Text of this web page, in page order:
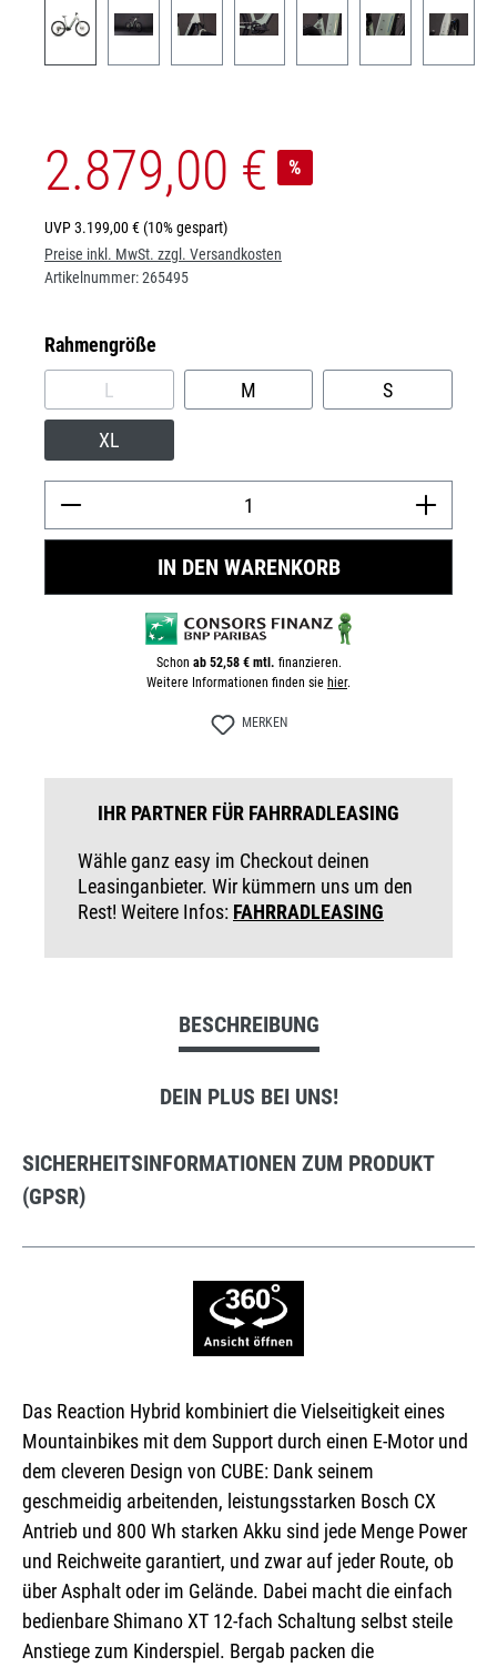
2.879,00 € %
UVP3.199,00 €(10% gespart)
Preise inkl. MwSt. zzgl. Versandkosten
Artikelnummer:265495
Rahmengrößeauswählen
L
(DIESE OPTION IST ZURZEIT NICHT VERFÜGBAR.)
M S
XL
IN DEN WARENKORB
Schon ab 52,58 € mtl. finanzieren.
Weitere Informationen finden sie hier.
MERKEN
IHR PARTNER FÜR FAHRRADLEASING
Wähle ganz easy im Checkout deinen
Leasinganbieter. Wir kümmern uns um den
Rest! Weitere Infos: FAHRRADLEASING
BESCHREIBUNG
DEIN PLUS BEI UNS!
SICHERHEITSINFORMATIONEN ZUM PRODUKT
(GPSR)
Das Reaction Hybrid kombiniert die Vielseitigkeit eines
Mountainbikes mit dem Support durch einen E-Motor und
dem cleveren Design von CUBE: Dank seinem
geschmeidig arbeitenden, leistungsstarken Bosch CX
Antrieb und 800 Wh starken Akku sind jede Menge Power
und Reichweite garantiert, und zwar auf jeder Route, ob
über Asphalt oder im Gelände. Dabei macht die einfach
bedienbare Shimano XT 12-fach Schaltung selbst steile
Anstiege zum Kinderspiel. Bergab packen die